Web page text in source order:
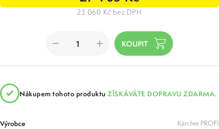
23 060 Kč bez DPH
Nákupem tohoto produktu ZÍSKÁVÁTE DOPRAVU ZDARMA.
Výrobce Kärcher PROFI